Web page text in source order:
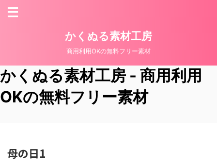
かくぬる素材工房
商用利用OKの無料フリー素材
かくぬる素材工房 - 商用利用
OKの無料フリー素材
母の日1